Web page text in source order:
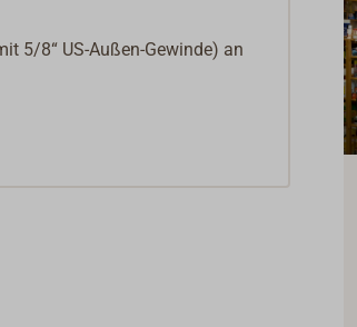
5/8“ US-Außen-Gewinde) an